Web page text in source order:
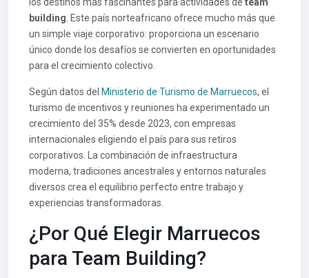
building . Este país norteafricano ofrece mucho más que
un simple viaje corporativo: proporciona un escenario
único donde los desafíos se convierten en oportunidades
para el crecimiento colectivo.
Según datos del Ministerio de Turismo de Marruecos, el
turismo de incentivos y reuniones ha experimentado un
crecimiento del 35% desde 2023, con empresas
internacionales eligiendo el país para sus retiros
corporativos. La combinación de infraestructura
moderna, tradiciones ancestrales y entornos naturales
diversos crea el equilibrio perfecto entre trabajo y
experiencias transformadoras.
¿Por Qué Elegir Marruecos
para Team Building?